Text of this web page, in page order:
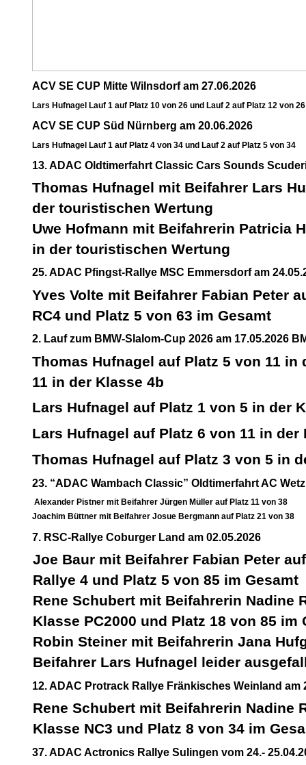
ACV SE CUP Mitte Wilnsdorf am 27.06.2026
Lars Hufnagel Lauf 1 auf Platz 10 von 26 und Lauf 2 auf Platz 12 von 26
ACV SE CUP Süd Nürnberg am 20.06.2026
Lars Hufnagel Lauf 1 auf Platz 4 von 34 und Lauf 2 auf Platz 5 von 34
13. ADAC Oldtimerfahrt Classic Cars Sounds
Thomas Hufnagel mit Beifahrer Lars
der touristischen Wertung
Uwe Hofmann mit Beifahrerin Patricia
in der touristischen Wertung
25. ADAC Pfingst-Rallye MSC Emmersdorf am
Yves Volte mit Beifahrer Fabian Peter
RC4 und Platz 5 von 63 im Gesamt
2. Lauf zum BMW-Slalom-Cup 2026 am 17.05.2026
Thomas Hufnagel auf Platz 5 von 11 in
11 in der Klasse 4b
Lars Hufnagel auf Platz 1 von 5 in der
Lars Hufnagel auf Platz 6 von 11 in der
Thomas Hufnagel auf Platz 3 von 5 in
23. “ADAC Wambach Classic” Oldtimerfahrt AC
Alexander Pistner mit Beifahrer Jürgen Müller auf Platz 11 von 38
Joachim Büttner mit Beifahrer Josue Bergmann auf Platz 21 von 38
7. RSC-Rallye Coburger Land am 02.05.2026
Joe Baur mit Beifahrer Fabian Peter
Rallye 4 und Platz 5 von 85 im Gesamt
Rene Schubert mit Beifahrerin Nadine
Klasse PC2000 und Platz 18 von 85 im
Robin Steiner mit Beifahrerin Jana
Beifahrer Lars Hufnagel leider
12. ADAC Protrack Rallye Fränkisches Weinland am
Rene Schubert mit Beifahrerin Nadine
Klasse NC3 und Platz 8 von 34 im
37. ADAC Actronics Rallye Sulingen vom 24.-